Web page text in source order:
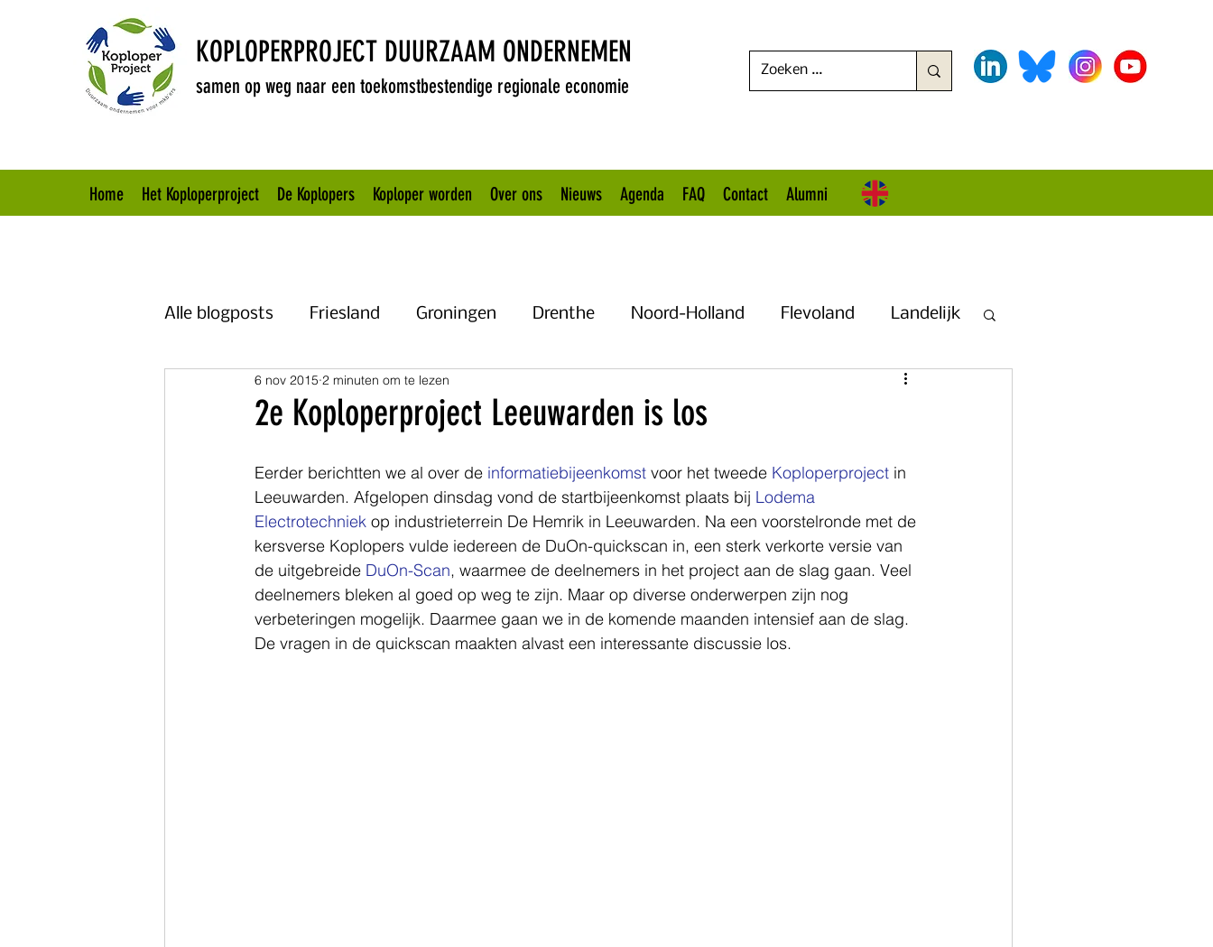
KOPLOPERPROJECT DUURZAAM ONDERNEMEN
samen op weg naar een toekomstbestendige regionale economie
Home Het Koploperproject De Koplopers Koploper worden Over ons Nieuws Agenda FAQ Contact Alumni
Alle blogposts Friesland Groningen Drenthe Noord-Holland Flevoland Landelijk
Brabant Overijssel Uitgelicht Flevoland + Overijssel
2e Koploperproject Leeuwarden is los
6 nov 2015 2 minuten om te lezen
Eerder berichtten we al over de informatiebijeenkomst voor het tweede Koploperproject in
Leeuwarden. Afgelopen dinsdag vond de startbijeenkomst plaats bij Lodema
Electrotechniek op industrieterrein De Hemrik in Leeuwarden. Na een voorstelronde met de
kersverse Koplopers vulde iedereen de DuOn-quickscan in, een sterk verkorte versie van
de uitgebreide DuOn-Scan, waarmee de deelnemers in het project aan de slag gaan. Veel
deelnemers bleken al goed op weg te zijn. Maar op diverse onderwerpen zijn nog
verbeteringen mogelijk. Daarmee gaan we in de komende maanden intensief aan de slag.
De vragen in de quickscan maakten alvast een interessante discussie los.